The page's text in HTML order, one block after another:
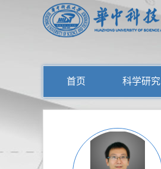
首页 科学研究